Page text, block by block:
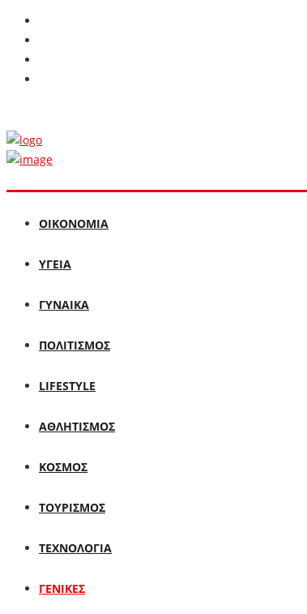
ΟΙΚΟΝΟΜΙΑ
ΥΓΕΙΑ
ΓΥΝΑΙΚΑ
ΠΟΛΙΤΙΣΜΟΣ
LIFESTYLE
ΑΘΛΗΤΙΣΜΟΣ
ΚΟΣΜΟΣ
ΤΟΥΡΙΣΜΟΣ
ΤΕΧΝΟΛΟΓΙΑ
ΓΕΝΙΚΕΣ